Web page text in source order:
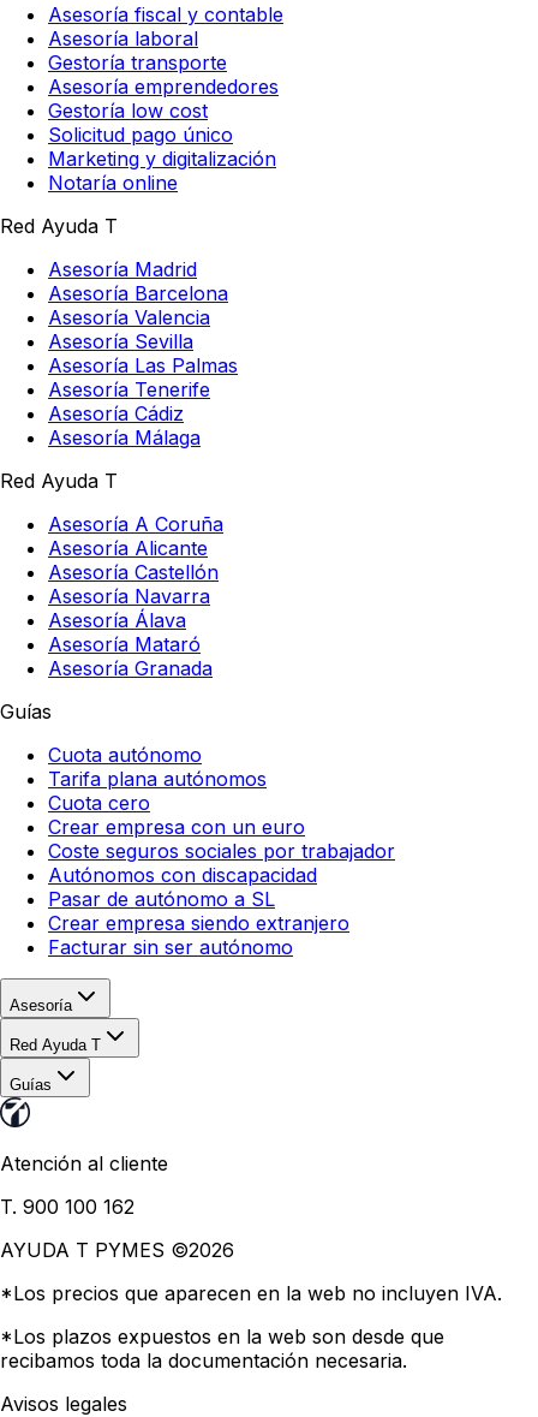
Asesoría fiscal y contable
Asesoría laboral
Gestoría transporte
Asesoría emprendedores
Gestoría low cost
Solicitud pago único
Marketing y digitalización
Notaría online
Red Ayuda T
Asesoría Madrid
Asesoría Barcelona
Asesoría Valencia
Asesoría Sevilla
Asesoría Las Palmas
Asesoría Tenerife
Asesoría Cádiz
Asesoría Málaga
Red Ayuda T
Asesoría A Coruña
Asesoría Alicante
Asesoría Castellón
Asesoría Navarra
Asesoría Álava
Asesoría Mataró
Asesoría Granada
Guías
Cuota autónomo
Tarifa plana autónomos
Cuota cero
Crear empresa con un euro
Coste seguros sociales por trabajador
Autónomos con discapacidad
Pasar de autónomo a SL
Crear empresa siendo extranjero
Facturar sin ser autónomo
Asesoría
Red Ayuda T
Guías
Atención al cliente
T. 900 100 162
AYUDA T PYMES ©2026
*Los precios que aparecen en la web no incluyen IVA.
*Los plazos expuestos en la web son desde que
recibamos toda la documentación necesaria.
Avisos legales